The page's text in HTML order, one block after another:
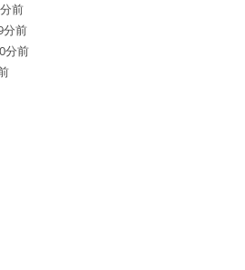
前
分前
分前